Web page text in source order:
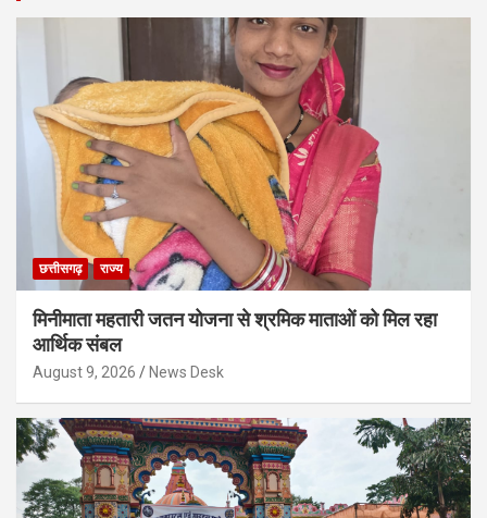
छत्तीसगढ़ राज्य
मिनीमाता महतारी जतन योजना से श्रमिक माताओं को मिल रहा
आर्थिक संबल
August 9, 2026 News Desk